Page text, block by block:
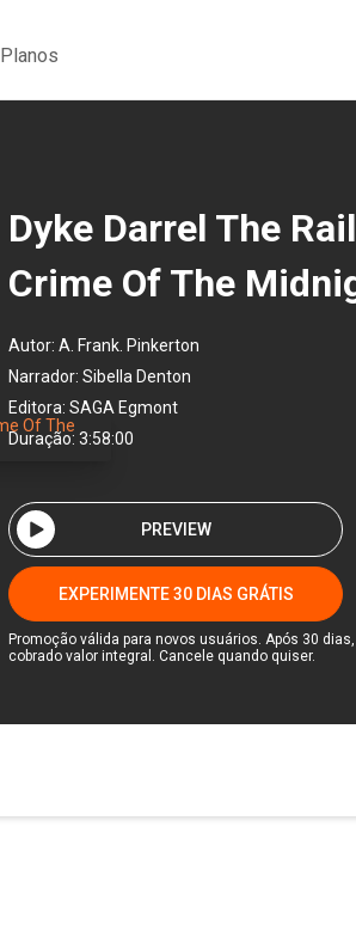
Planos
Dyke Darrel The
Crime Of The
Autor: A. Frank. Pinkerton
Narrador: Sibella Denton
Editora: SAGA Egmont
Duração: 3:58:00
PREVIEW
EXPERIMENTE 30 DIAS GRÁTIS
Promoção válida para novos usuários. Após 30
cobrado valor integral. Cancele quando quiser.